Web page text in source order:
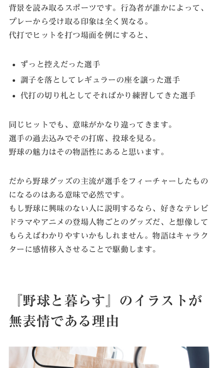
背景を読み取るスポーツです。行為者が誰かによって、
プレーから受け取る印象は全く異なる。
代打でヒットを打つ場面を例にすると、
ずっと控えだった選手
調子を落としてレギュラーの座を譲った選手
代打の切り札としてそればかり練習してきた選手
同じヒットでも、意味がかなり違ってきます。
選手の過去込みでその打席、投球を見る。
野球の魅力はその物語性にあると思います。
だから野球グッズの主流が選手をフィーチャーしたもの
になるのはある意味で必然です。
もし野球に興味のない人に説明するなら、好きなテレビ
ドラマやアニメの登場人物ごとのグッズだ、と想像して
もらえばわかりやすいかもしれません。物語はキャラク
ターに感情移入させることで駆動します。
『野球と暮らす』のイラストが
無表情である理由